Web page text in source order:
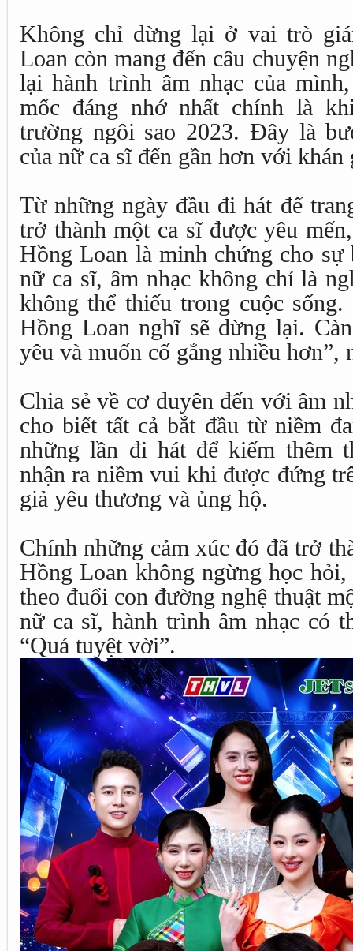
Không chỉ dừng lại ở vai trò
Loan còn mang đến câu chuyện
lại hành trình âm nhạc của
mốc đáng nhớ nhất chính là
trường ngôi sao 2023. Đây là
của nữ ca sĩ đến gần hơn với khán
Từ những ngày đầu đi hát để
trở thành một ca sĩ được yêu
Hồng Loan là minh chứng cho
nữ ca sĩ, âm nhạc không chỉ là
không thể thiếu trong cuộc
Hồng Loan nghĩ sẽ dừng lại.
yêu và muốn cố gắng nhiều hơn”,
Chia sẻ về cơ duyên đến với âm
cho biết tất cả bắt đầu từ niềm
những lần đi hát để kiếm thêm
nhận ra niềm vui khi được đứng
giả yêu thương và ủng hộ.
Chính những cảm xúc đó đã trở
Hồng Loan không ngừng học hỏi,
theo đuổi con đường nghệ thuật
nữ ca sĩ, hành trình âm nhạc có
“Quá tuyệt vời”.